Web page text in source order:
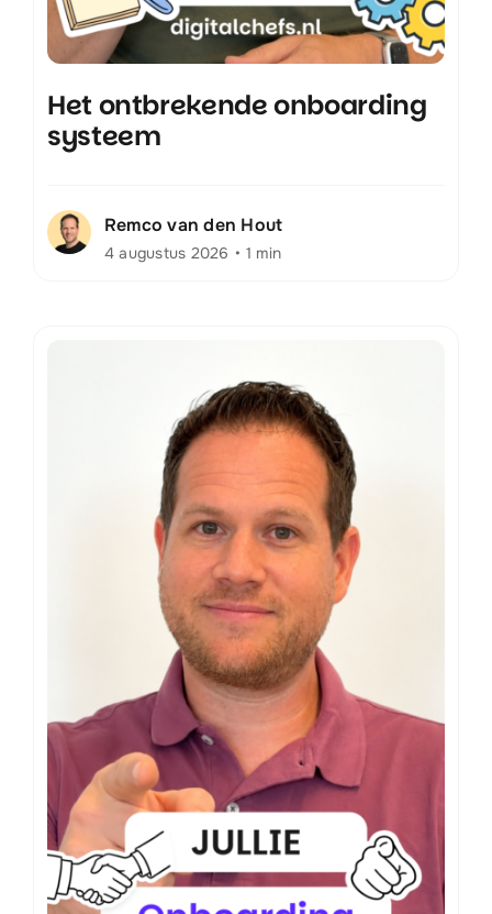
Het ontbrekende onboarding
systeem
Remco van den Hout
4 augustus 2026 • 1 min